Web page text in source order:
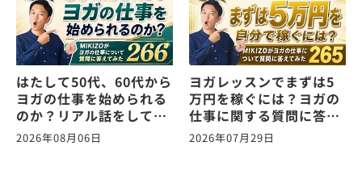
はたして50代、60代から
ヨガの仕事を始められる
のか？リアル話をしてみ
た。ヨガの仕事に関する
質問に答えます！
2026年08月06日
ヨガレッスンでまずは5
万円を稼ぐには？ヨガの
仕事に関する質問に答え
ます！vol.265
2026年07月29日